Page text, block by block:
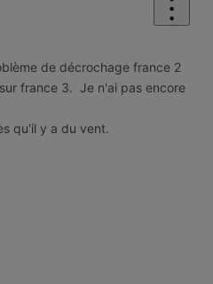
de décrochage france 2
france 3. Je n'ai pas encore
qu'il y a du vent.